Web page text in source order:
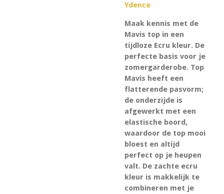
Ydence
Maak kennis met de
Mavis top in een
tijdloze Ecru kleur. De
perfecte basis voor je
zomergarderobe. Top
Mavis heeft een
flatterende pasvorm;
de onderzijde is
afgewerkt met een
elastische boord,
waardoor de top mooi
bloest en altijd
perfect op je heupen
valt. De zachte ecru
kleur is makkelijk te
combineren met je